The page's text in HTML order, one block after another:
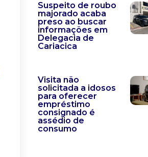
Suspeito de roubo
majorado acaba
preso ao buscar
informações em
Delegacia de
Cariacica
Visita não
solicitada a idosos
para oferecer
empréstimo
consignado é
assédio de
consumo